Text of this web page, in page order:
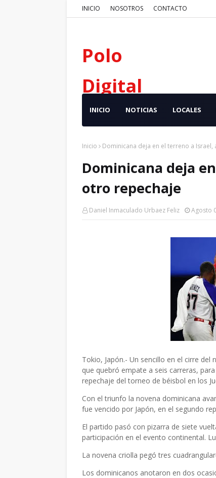
INICIO NOSOTROS CONTACTO
Polo
Digital
INICIO NOTICIAS LOCALES
Inicio Dominicana deja en el terreno a
Dominicana deja
otro repechaje
Daniel Inmaculado Urbaez Feliz Agosto
Tokio, Japón.- Un sencillo en el cirre
que quebró empate a seis carreras,
repechaje del torneo de béisbol en los
Con el triunfo la novena dominicana
fue vencido por Japón, en el segundo
El partido pasó con pizarra de siete
participación en el evento continental.
La novena criolla pegó tres
Los dominicanos anotaron en dos